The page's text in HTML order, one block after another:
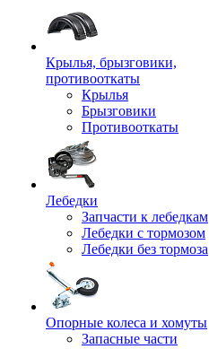
Крылья, брызговики,
противооткаты
Крылья
Брызговики
Противооткаты
Лебедки
Запчасти к лебедкам
Лебедки с тормозом
Лебедки без тормоза
Опорные колеса и хомуты
Запасные части